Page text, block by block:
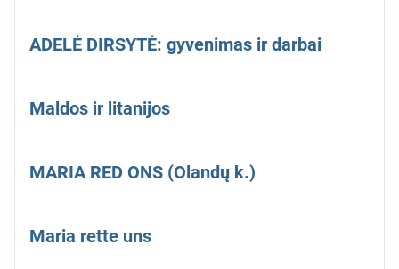
ADELĖ DIRSYTĖ: gyvenimas ir darbai
Maldos ir litanijos
MARIA RED ONS (Olandų k.)
Maria rette uns